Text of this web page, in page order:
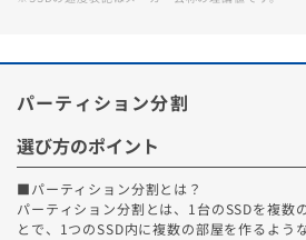
パーティション分割
選び方のポイント
■パーティション分割とは？
パーティション分割とは、1台のSSDを複数
とで、1つのSSD内に複数の部屋を作るよう